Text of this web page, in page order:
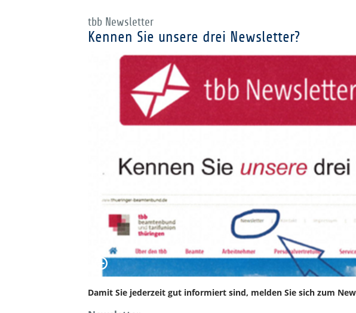
tbb Newsletter
Kennen Sie unsere drei Newsletter?
Damit Sie jederzeit gut informiert sind, melden Sie sich zum